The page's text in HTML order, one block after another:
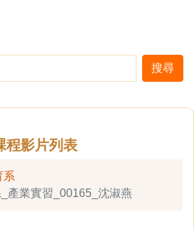
搜尋
程影片列表
系
產業實習_00165_沈淑燕